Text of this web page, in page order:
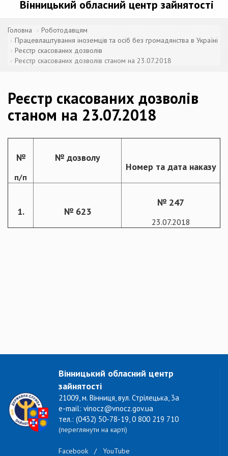
Вінницький обласний центр зайнятості
Головна
Роботодавцям
Працевлаштування іноземців та осіб без громадянства в Україні
Реєстр скасованих дозволів
Реєстр скасованих дозволів станом на 23.07.2018
Реєстр скасованих дозволів
станом на 23.07.2018
№
п/п
№ дозволу
Номер та дата наказу
1. № 623
№ 247
23.07.2018
Вінницький обласний центр
зайнятості
21009, м. Вінниця, вул. Стрілецька, 3а
e-mail: vinocz@vnocz.gov.ua
тел.: (0432) 50-78-19, 0 800 219 710
(переглянути на карті)
Facebook / YouTube